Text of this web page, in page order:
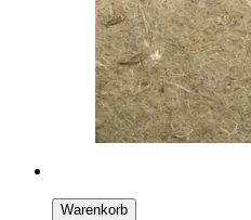
Warenkorb